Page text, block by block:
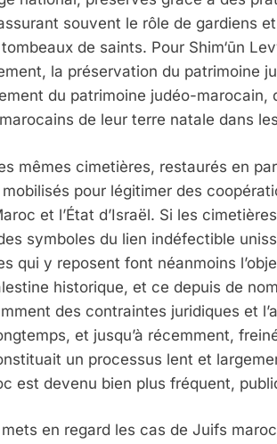
souvent le rôle de gardiens
de saints. Pour Shim‘ūn
la préservation du patrimoine
du patrimoine judéo-
de leur terre natale dans
mêmes cimetières, restaurés en
pour légitimer des
et l’État d’Israël. Si les
symboles du lien indéfectible
qui y reposent font néanmoins
historique, et ce depuis de
des contraintes juridiques et
et jusqu’à récemment,
un processus lent et
est devenu bien plus fréquent,
en regard les cas de Juifs